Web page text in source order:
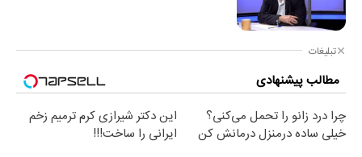
تبلیغات
مطالب پیشنهادی
چرا درد زانو را تحمل می‌کنی؟
خیلی ساده درمنزل درمانش کن
این دکتر شیرازی کرم ترمیم زخم
ایرانی را ساخت!!!